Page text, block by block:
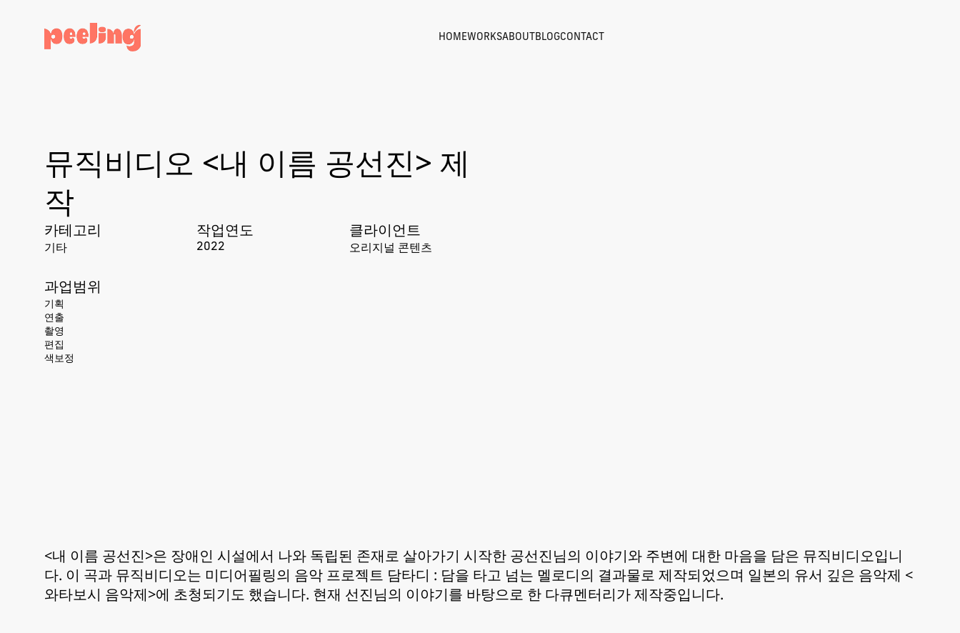
HOMEWORKSABOUTBLOGCONTACT
뮤직비디오 <내 이름 공선진> 제
작
카테고리
기타
작업연도
2022
클라이언트
오리지널 콘텐츠
과업범위
기획
연출
촬영
편집
색보정
<내 이름 공선진>은 장애인 시설에서 나와 독립된 존재로 살아가기 시작한 공선진님의 이야기와 주변에 대한 마음을 담은 뮤직비디오입니
다. 이 곡과 뮤직비디오는 미디어필링의 음악 프로젝트 담타디 : 담을 타고 넘는 멜로디의 결과물로 제작되었으며 일본의 유서 깊은 음악제 <
와타보시 음악제>에 초청되기도 했습니다. 현재 선진님의 이야기를 바탕으로 한 다큐멘터리가 제작중입니다.